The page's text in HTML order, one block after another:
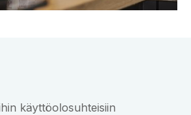
käyttöolosuhteisiin